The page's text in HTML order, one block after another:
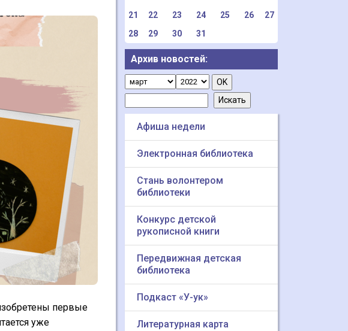
первые
уже
21
22 23 24 25 26
27
28
29 30 31
Архив новостей:
Афиша недели
Электронная библиотека
Стань волонтером
библиотеки
Конкурс детской
рукописной книги
Передвижная детская
библиотека
Подкаст «У-ук»
Литературная карта